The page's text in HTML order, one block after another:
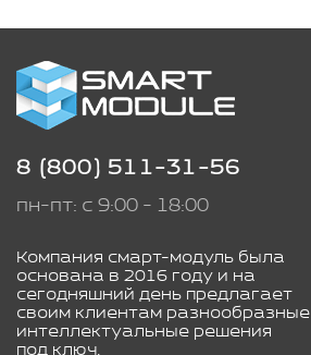
8 (800) 511-31-56
пн-пт: с 9:00 - 18:00
Компания смарт-модуль была
основана в 2016 году и на
сегодняшний день предлагает
своим клиентам разнообразные
интеллектуальные решения
под ключ.